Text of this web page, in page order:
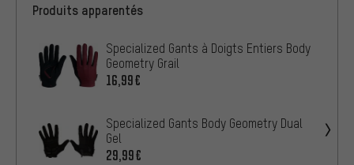
Produits apparentés
Specialized Gants à Doigts Entiers Body
Geometry Grail
16,99€
Specialized Gants Body Geometry Dual
Gel
29,99€